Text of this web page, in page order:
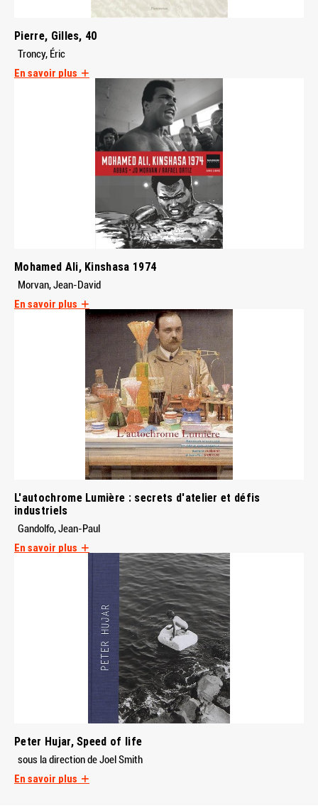
Pierre, Gilles, 40
Troncy, Éric
En savoir plus
Mohamed Ali, Kinshasa 1974
Morvan, Jean-David
En savoir plus
L'autochrome Lumière : secrets d'atelier et défis
industriels
Gandolfo, Jean-Paul
En savoir plus
Peter Hujar, Speed of life
sous la direction de Joel Smith
En savoir plus